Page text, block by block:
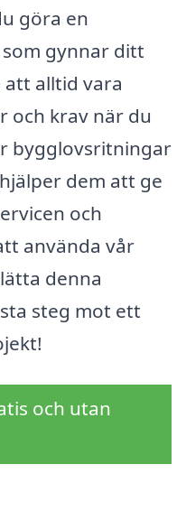
göra en
gynnar ditt
alltid vara
och krav när du
bygglovsritningar
dem att ge
och
använda vår
denna
steg mot ett
och utan